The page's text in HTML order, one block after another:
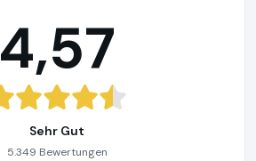
4,57
Sehr Gut
5.349 Bewertungen